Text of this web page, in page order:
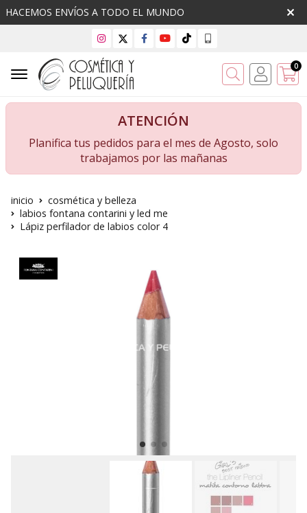
HACEMOS ENVÍOS A TODO EL MUNDO
Buscar 0
ATENCIÓN
Planifica tus pedidos para el mes de Agosto, solo
trabajamos por las mañanas
inicio
cosmética y belleza
labios fontana contarini y led me
Lápiz perfilador de labios color 4